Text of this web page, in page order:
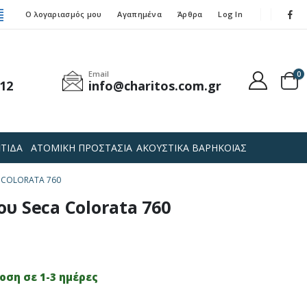
Ο λογαριασμός μου Αγαπημένα Άρθρα Log In
Email
info@charitos.com.gr
0
ΑΤΟΜΙΚΗ ΠΡΟΣΤΑΣΙΑ ΑΚΟΥΣΤΙΚΑ ΒΑΡΗΚΟΪΑΣ
760
Seca Colorata 760
σε 1-3 ημέρες